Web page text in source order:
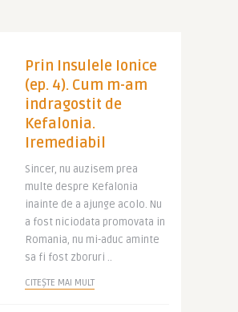
Prin Insulele Ionice
(ep. 4). Cum m-am
indragostit de
Kefalonia.
Iremediabil
Sincer, nu auzisem prea
multe despre Kefalonia
inainte de a ajunge acolo. Nu
a fost niciodata promovata in
Romania, nu mi-aduc aminte
sa fi fost zboruri ..
CITEȘTE MAI MULT